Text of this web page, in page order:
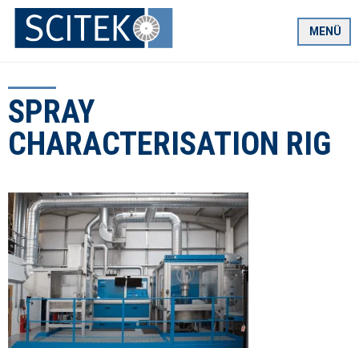
Zum
Inhalt
springen
MENÜ
SPRAY
CHARACTERISATION RIG